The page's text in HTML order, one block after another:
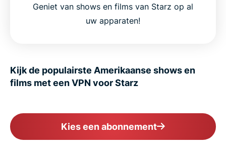
Geniet van shows en films van Starz op al
uw apparaten!
Kijk de populairste Amerikaanse shows en
films met een VPN voor Starz
Kies een abonnement